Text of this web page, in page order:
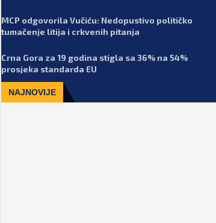
MCP odgovorila Vučiću: Nedopustivo političko
tumačenje litija i crkvenih pitanja
Crna Gora za 19 godina stigla sa 36% na 54%
prosjeka standarda EU
NAJNOVIJE